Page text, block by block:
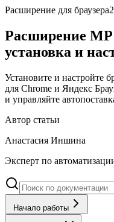
Расширение для браузера
Расширение
установка и
Установите и настройте
для Chrome и Яндекс
и управляйте
Автор статьи
Анастасия Иншина
Эксперт по
Начало работы